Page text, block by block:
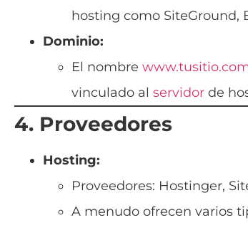
hosting como SiteGround,
Dominio:
El nombre
vinculado al servidor de
4. Proveedores
Hosting:
Proveedores: Hostinger,
A menudo ofrecen varios